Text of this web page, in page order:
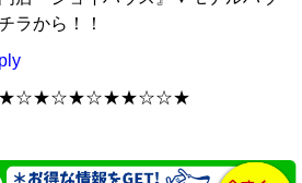
ラから！！